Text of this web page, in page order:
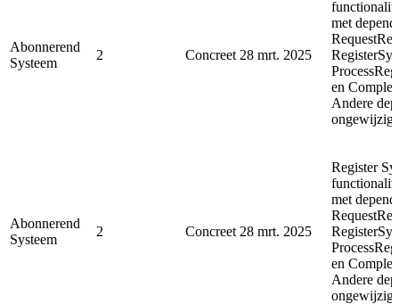
Abonnerend
Systeem
2 Concreet 28 mrt. 2025
met
en
Andere
Abonnerend
Systeem
2 Concreet 28 mrt. 2025
Register
met
en
Andere